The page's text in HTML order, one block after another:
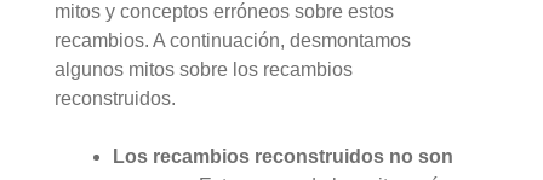
mitos y conceptos erróneos sobre estos
recambios. A continuación, desmontamos
algunos mitos sobre los recambios
reconstruidos.
Los recambios reconstruidos no son